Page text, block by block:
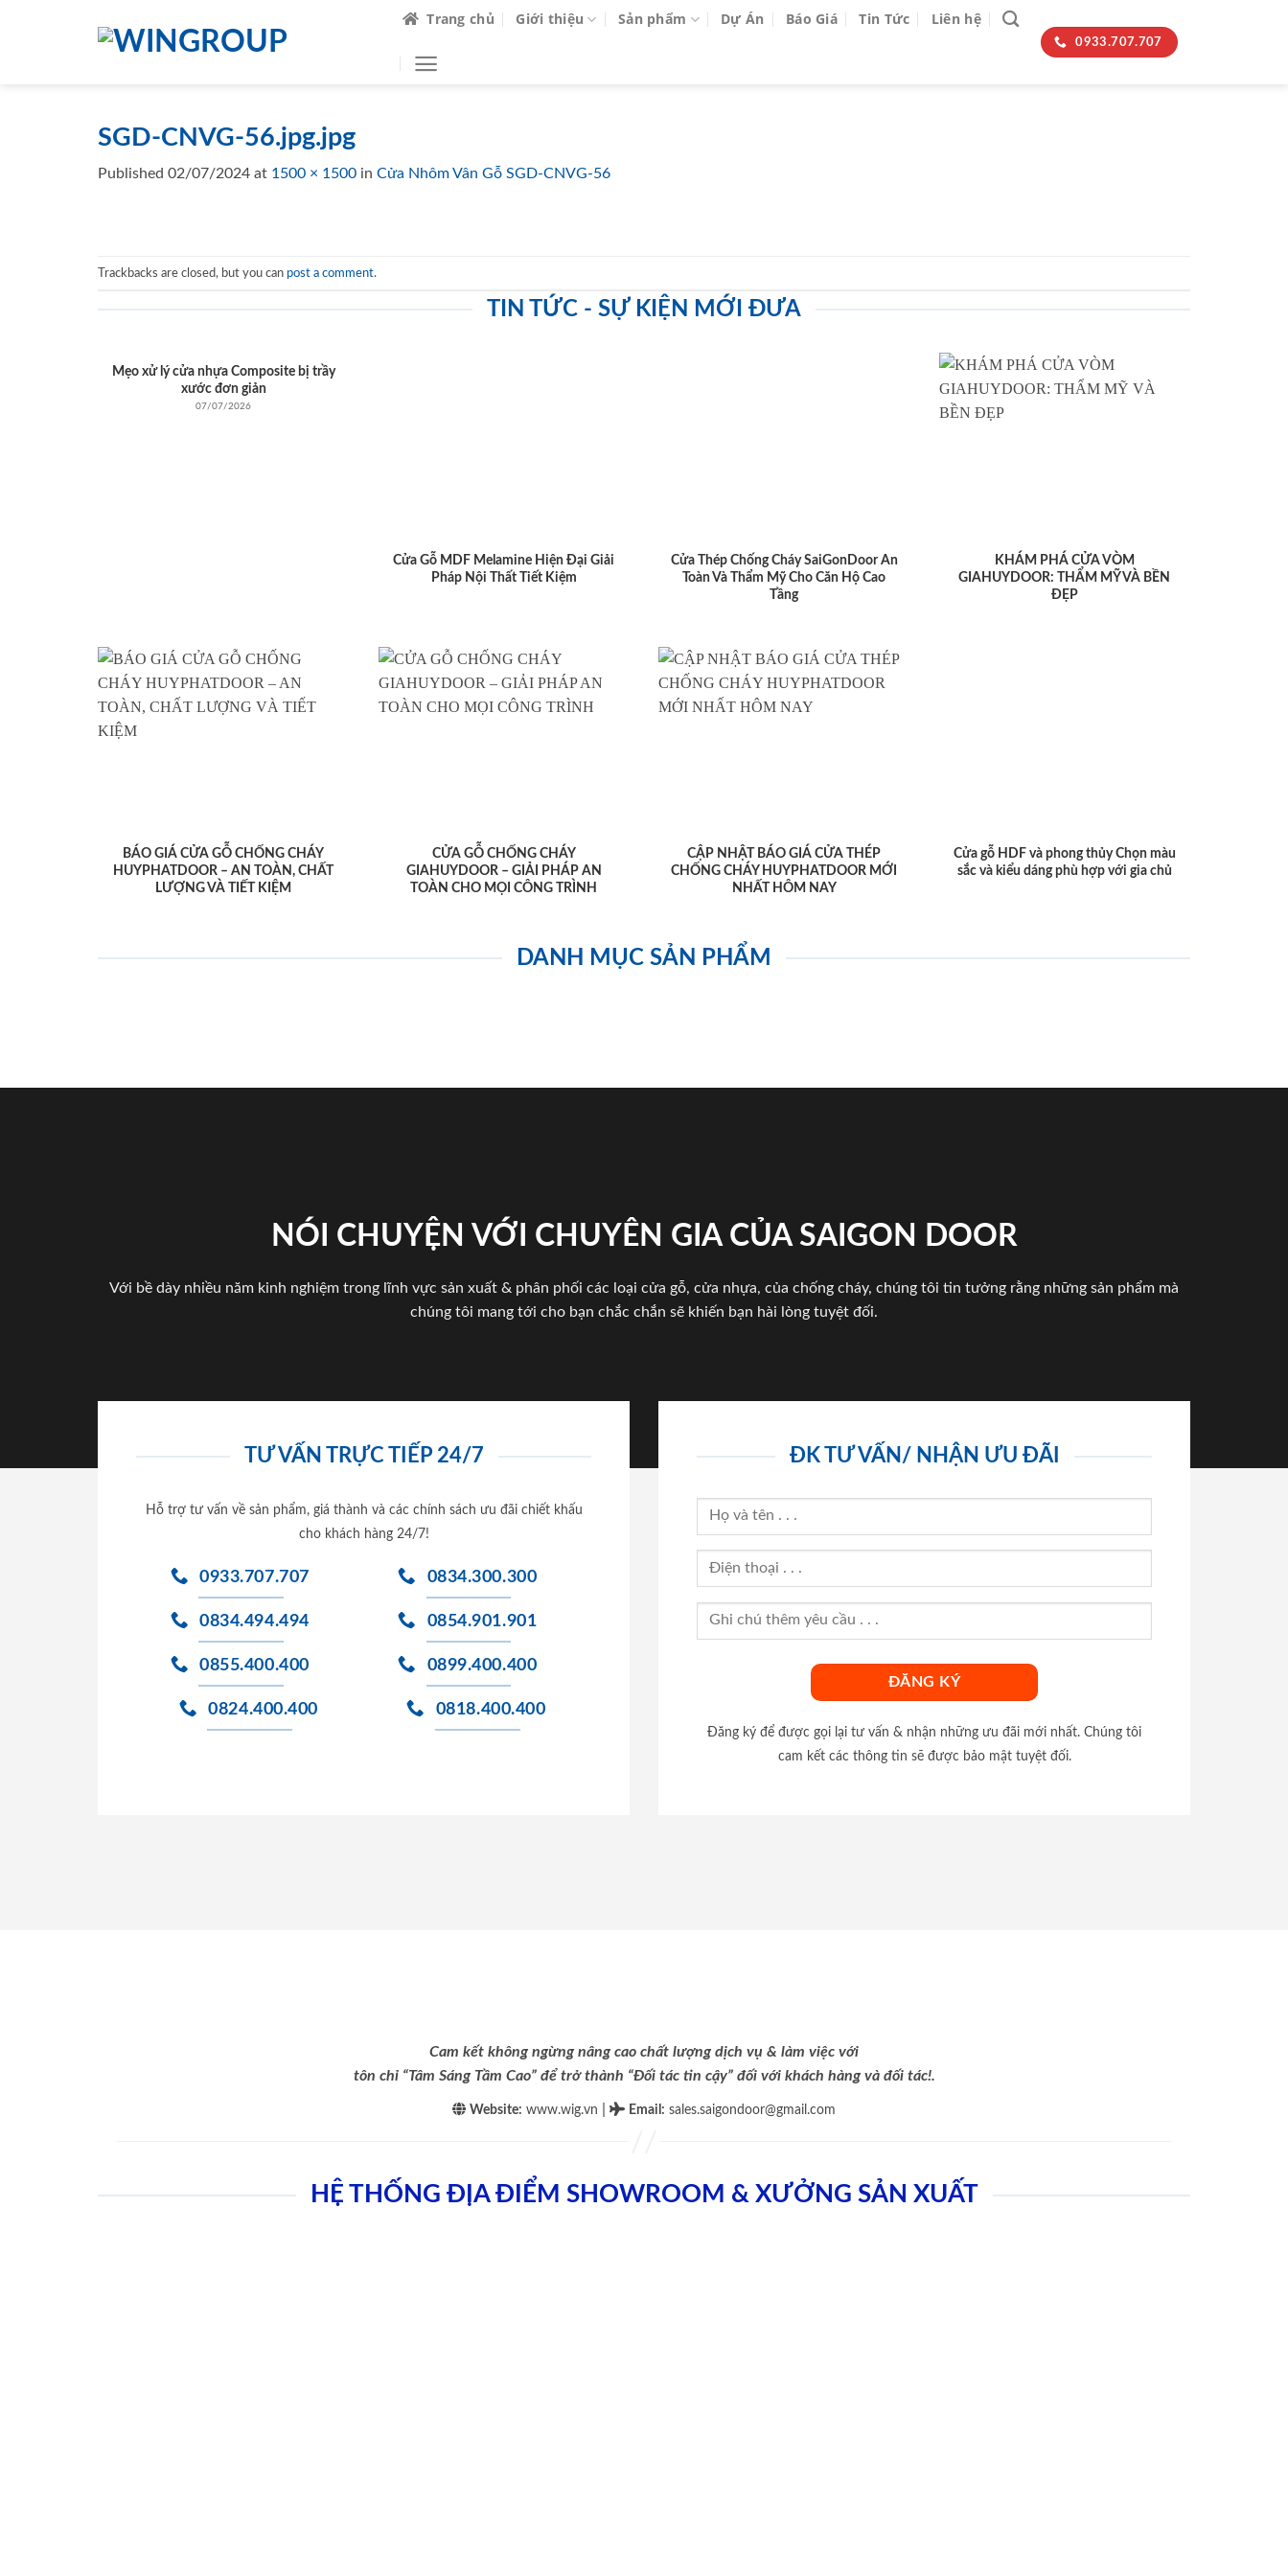
Trang chủ Giới thiệu Sản phẩm Dự Án Báo Giá Tin Tức Liên hệ
0933.707.707
SGD-CNVG-56.jpg.jpg
Published 02/07/2024 at 1500 × 1500 in Cửa Nhôm Vân Gỗ SGD-CNVG-56
Trackbacks are closed, but you can post a comment.
TIN TỨC - SỰ KIỆN MỚI ĐƯA
Mẹo xử lý cửa nhựa Composite bị trầy
xước đơn giản
07/07/2026
Cửa Gỗ MDF Melamine Hiện Đại Giải
Pháp Nội Thất Tiết Kiệm
Cửa Thép Chống Cháy SaiGonDoor An
Toàn Và Thẩm Mỹ Cho Căn Hộ Cao
Tầng
KHÁM PHÁ CỬA VÒM
GIAHUYDOOR: THẨM MỸ VÀ BỀN
ĐẸP
BÁO GIÁ CỬA GỖ CHỐNG CHÁY
HUYPHATDOOR – AN TOÀN, CHẤT
LƯỢNG VÀ TIẾT KIỆM
CỬA GỖ CHỐNG CHÁY
GIAHUYDOOR – GIẢI PHÁP AN
TOÀN CHO MỌI CÔNG TRÌNH
CẬP NHẬT BÁO GIÁ CỬA THÉP
CHỐNG CHÁY HUYPHATDOOR MỚI
NHẤT HÔM NAY
Cửa gỗ HDF và phong thủy Chọn màu
sắc và kiểu dáng phù hợp với gia chủ
DANH MỤC SẢN PHẨM
NÓI CHUYỆN VỚI CHUYÊN GIA CỦA SAIGON DOOR
Với bề dày nhiều năm kinh nghiệm trong lĩnh vực sản xuất & phân phối các loại cửa gỗ, cửa nhựa, của chống cháy, chúng tôi tin tưởng rằng những sản phẩm mà
chúng tôi mang tới cho bạn chắc chắn sẽ khiến bạn hài lòng tuyệt đối.
TƯ VẤN TRỰC TIẾP 24/7
Hỗ trợ tư vấn về sản phẩm, giá thành và các chính sách ưu đãi chiết khấu
cho khách hàng 24/7!
0933.707.707
0834.494.494
0855.400.400
0824.400.400
0834.300.300
0854.901.901
0899.400.400
0818.400.400
ĐK TƯ VẤN/ NHẬN ƯU ĐÃI
Đăng ký để được gọi lại tư vấn & nhận những ưu đãi mới nhất. Chúng tôi
cam kết các thông tin sẽ được bảo mật tuyệt đối.
Cam kết không ngừng nâng cao chất lượng dịch vụ & làm việc với
tôn chỉ “Tâm Sáng Tầm Cao” để trở thành “Đối tác tin cậy” đối với khách hàng và đối tác!.
Website: www.wig.vn Email : sales.saigondoor@gmail.com
HỆ THỐNG ĐỊA ĐIỂM SHOWROOM & XƯỞNG SẢN XUẤT